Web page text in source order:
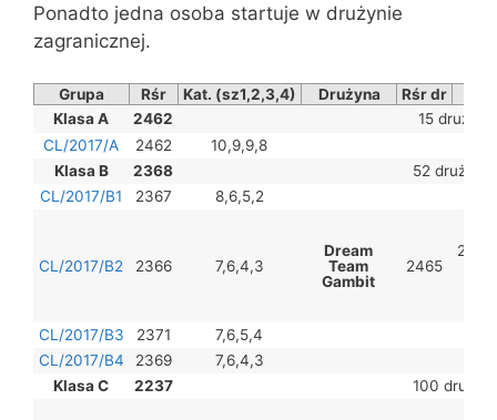
Ponadto jedna osoba startuje w drużynie
zagranicznej.
Grupa Rśr Kat. (sz1,2,3,4) Drużyna Rśr dr
Klasa A
2462
15 drużyn
CL/2017/A
2462
10,9,9,8
Klasa B
2368
52 drużyny
CL/2017/B1
2367 8,6,5,2
CL/2017/B2 2366 7,6,4,3
Dream
Team
Gambit
2465
CL/2017/B3 2371
7,6,5,4
CL/2017/B4
2369
7,6,4,3
Klasa C
2237
100 drużyn